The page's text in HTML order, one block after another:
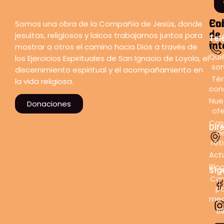
Somos una obra de la Compañía de Jesús, donde
jesuitas, religiosos y laicos trabajamos juntos para
mostrar a otros el camino hacia Dios a través de
los Ejercicios Espirituales de San Ignacio de Loyola, el
discernimiento espiritual y el acompañamiento en
la vida religiosa.
Donaciones
de